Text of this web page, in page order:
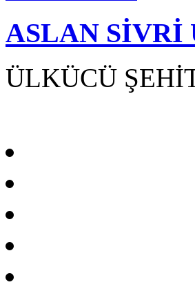
ASLAN SİVRİ
ÜLKÜCÜ